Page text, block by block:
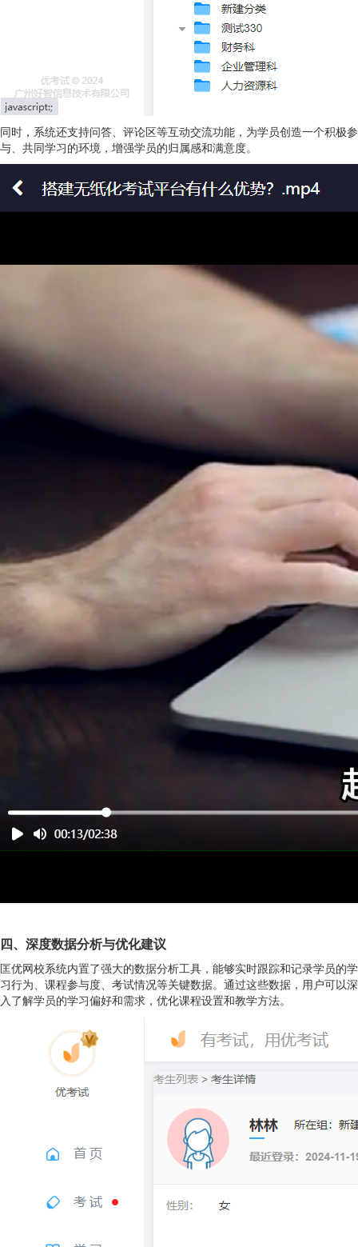
同时，系统还支持问答、评论区等互动交流功能，为学员创造一个积极参
与、共同学习的环境，增强学员的归属感和满意度。
四、深度数据分析与优化建议
匡优网校系统内置了强大的数据分析工具，能够实时跟踪和记录学员的学
习行为、课程参与度、考试情况等关键数据。通过这些数据，用户可以深
入了解学员的学习偏好和需求，优化课程设置和教学方法。